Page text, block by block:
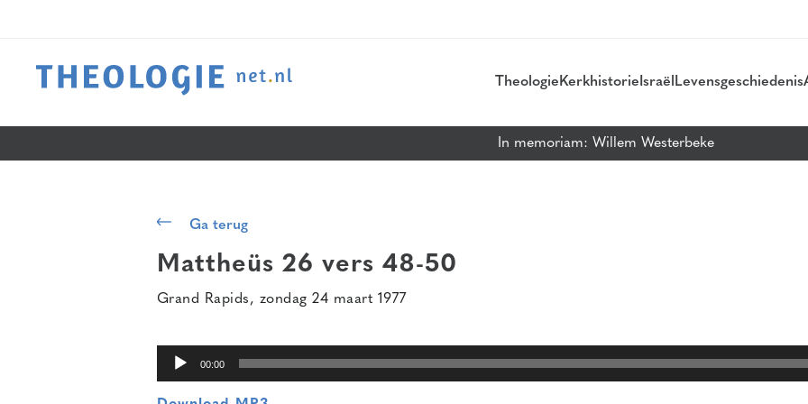
Theologie Kerkhistorie Israël Levensgeschiedenis
In memoriam: Willem Westerbeke
Ga terug
Mattheüs 26 vers 48-50
Grand Rapids, zondag 24 maart 1977
00:00